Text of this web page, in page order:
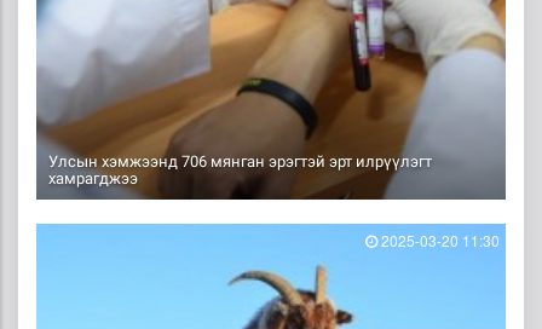
Улсын хэмжээнд 706 мянган эрэгтэй эрт илрүүлэгт
хамрагджээ
2025-03-20 11:30